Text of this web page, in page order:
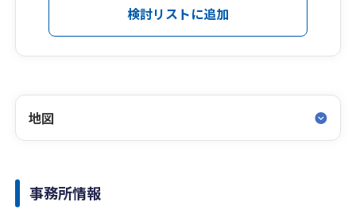
検討リストに追加
地図
事務所情報